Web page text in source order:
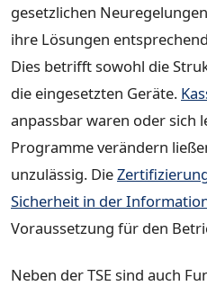
gesetzlichen
ihre Lösungen
Dies betrifft sowohl die
die eingesetzten Geräte.
anpassbar waren oder sich
Programme verändern
unzulässig. Die
Sicherheit in der
Voraussetzung für den
Neben der TSE sind auch